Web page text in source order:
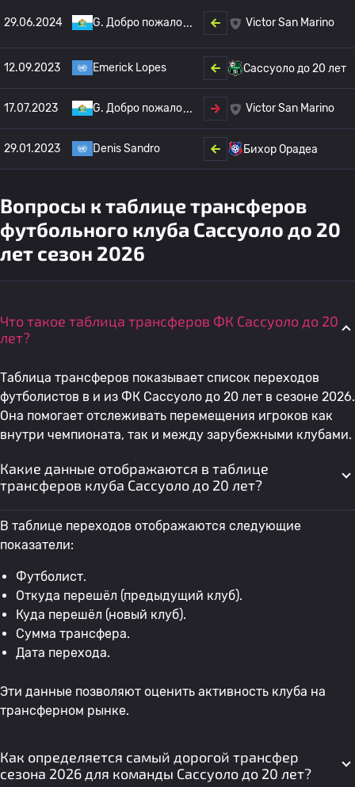
29.06.2024 G. Добро пожало Victor San Marino
12.09.2023 Emerick Lopes Сассуоло до 20 лет
17.07.2023 G. Добро пожало Victor San Marino
29.01.2023 Denis Sandro Бихор Орадеа
Вопросы к таблице трансферов
футбольного клуба Сассуоло до 20
лет сезон 2026
Что такое таблица трансферов ФК Сассуоло до 20
лет?
Таблица трансферов показывает список переходов
футболистов в и из ФК Сассуоло до 20 лет в сезоне 2026.
Она помогает отслеживать перемещения игроков как
внутри чемпионата, так и между зарубежными клубами.
Какие данные отображаются в таблице
трансферов клуба Сассуоло до 20 лет?
В таблице переходов отображаются следующие
показатели:
Футболист.
Откуда перешёл (предыдущий клуб).
Куда перешёл (новый клуб).
Сумма трансфера.
Дата перехода.
Эти данные позволяют оценить активность клуба на
трансферном рынке.
Как определяется самый дорогой трансфер
сезона 2026 для команды Сассуоло до 20 лет?